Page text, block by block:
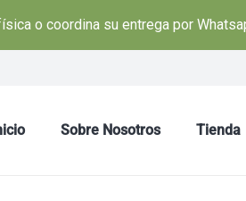
o coordina su entrega por
Sobre Nosotros Tienda